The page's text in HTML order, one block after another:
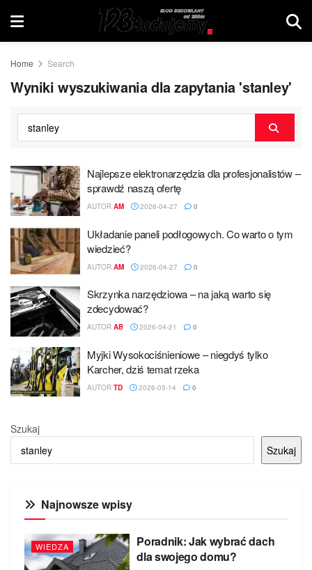
Home Search
Wyniki wyszukiwania dla zapytania 'stanley'
Najlepsze elektronarzędzia dla profesjonalistów –
sprawdź naszą ofertę
AUTOR AM 2026-04-27 0
Układanie paneli podłogowych. Co warto o tym
wiedzieć?
AUTOR AM 2026-04-27 0
Skrzynka narzędziowa – na jaką warto się
zdecydować?
AUTOR AB 2026-04-21 0
Myjki Wysokociśnieniowe – niegdyś tylko
Karcher, dziś temat rzeka
AUTOR TD 2026-05-14 0
Szukaj
Szukaj
Najnowsze wpisy
WIEDZA
Poradnik: Jak wybrać dach
dla swojego domu?